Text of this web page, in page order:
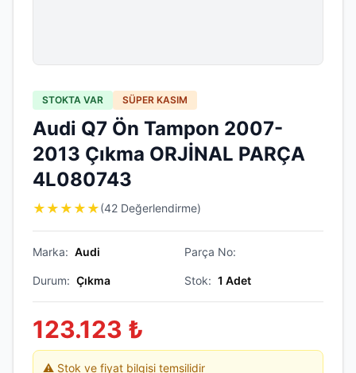
STOKTA VAR SÜPER KASIM
Audi Q7 Ön Tampon 2007-
2013 Çıkma ORJİNAL PARÇA
4L080743
★ ★ ★ ★ ★(42 Değerlendirme)
Marka: Audi Parça No:
Durum: Çıkma Stok: 1 Adet
123.123 ₺
⚠️ Stok ve fiyat bilgisi temsilidir